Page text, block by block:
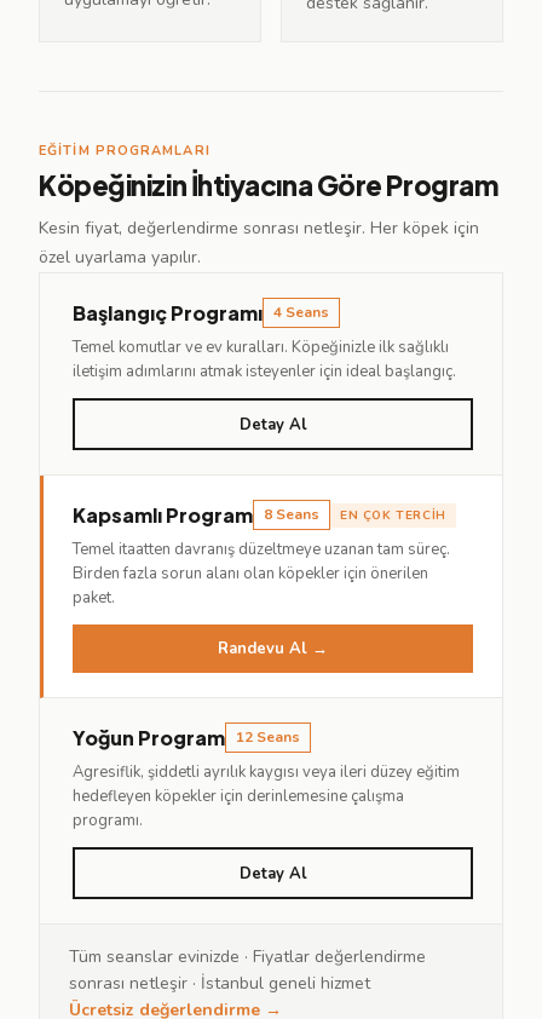
EĞITIM PROGRAMLARI
Köpeğinizin İhtiyacına Göre Program
Kesin fiyat, değerlendirme sonrası netleşir. Her köpek için
özel uyarlama yapılır.
Başlangıç Programı 4 Seans
Temel komutlar ve ev kuralları. Köpeğinizle ilk sağlıklı
iletişim adımlarını atmak isteyenler için ideal başlangıç.
Detay Al
Kapsamlı Program 8 Seans EN ÇOK TERCIH
Temel itaatten davranış düzeltmeye uzanan tam süreç.
Birden fazla sorun alanı olan köpekler için önerilen
paket.
Randevu Al →
Yoğun Program 12 Seans
Agresiflik, şiddetli ayrılık kaygısı veya ileri düzey eğitim
hedefleyen köpekler için derinlemesine çalışma
programı.
Detay Al
Tüm seanslar evinizde · Fiyatlar değerlendirme
sonrası netleşir · İstanbul geneli hizmet
Ücretsiz değerlendirme →